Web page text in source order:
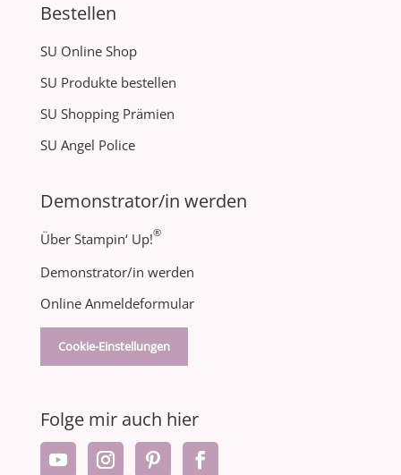
Bestellen
SU Online Shop
SU Produkte bestellen
SU Shopping Prämien
SU Angel Police
Demonstrator/in werden
Über Stampin‘ Up!®
Demonstrator/in werden
Online Anmeldeformular
Cookie-Einstellungen
Folge mir auch hier